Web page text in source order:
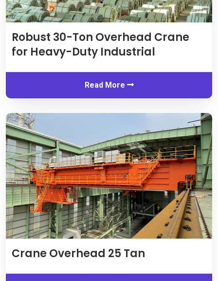
Robust 30-Ton Overhead Crane
for Heavy-Duty Industrial
Read More
Crane Overhead 25 Tan